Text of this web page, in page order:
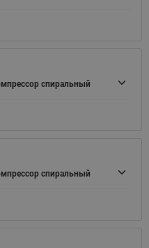
спиральный
спиральный